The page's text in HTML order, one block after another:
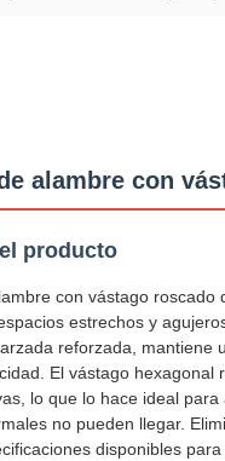
alambre con
producto
con vástago
estrechos y
reforzada,
El vástago
lo que lo hace ideal
no pueden llegar.
disponibles